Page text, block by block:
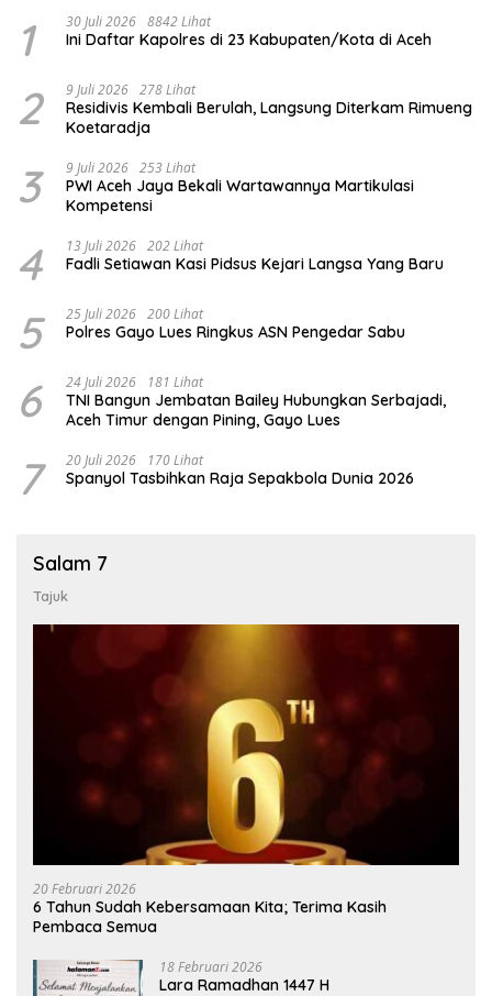
1 30 Juli 2026 8842 Lihat
Ini Daftar Kapolres di 23 Kabupaten/Kota di Aceh
2 9 Juli 2026 278 Lihat
Residivis Kembali Berulah, Langsung Diterkam Rimueng
Koetaradja
3 9 Juli 2026 253 Lihat
PWI Aceh Jaya Bekali Wartawannya Martikulasi
Kompetensi
4 13 Juli 2026 202 Lihat
Fadli Setiawan Kasi Pidsus Kejari Langsa Yang Baru
5 25 Juli 2026 200 Lihat
Polres Gayo Lues Ringkus ASN Pengedar Sabu
6 24 Juli 2026 181 Lihat
TNI Bangun Jembatan Bailey Hubungkan Serbajadi,
Aceh Timur dengan Pining, Gayo Lues
7 20 Juli 2026 170 Lihat
Spanyol Tasbihkan Raja Sepakbola Dunia 2026
Salam 7
Tajuk
20 Februari 2026
6 Tahun Sudah Kebersamaan Kita; Terima Kasih
Pembaca Semua
18 Februari 2026
Lara Ramadhan 1447 H